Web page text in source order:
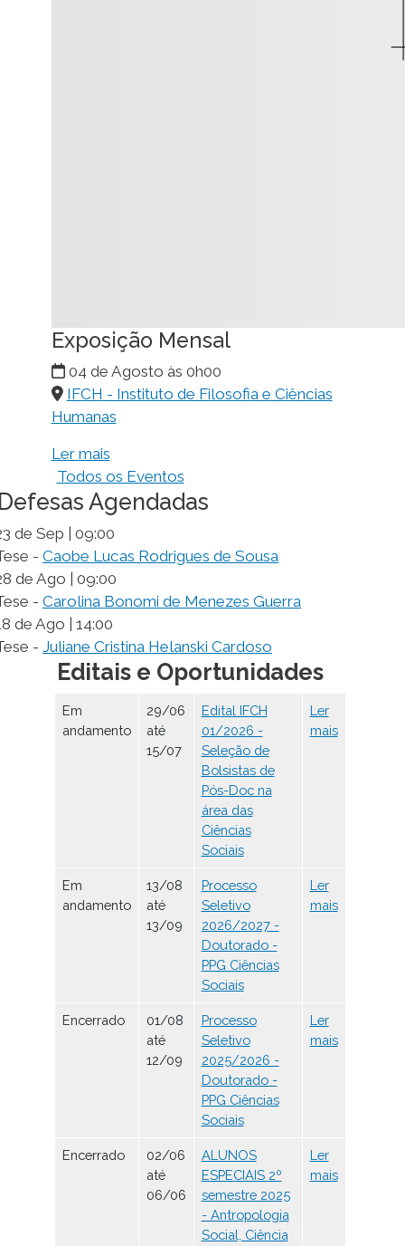
Exposição Mensal
04 de Agosto às 0h00
IFCH - Instituto de Filosofia e Ciências
Humanas
Ler mais
Todos os Eventos
Agendadas
de Sep | 09:00
- Caobe Lucas Rodrigues de Sousa
de Ago | 09:00
- Carolina Bonomi de Menezes Guerra
de Ago | 14:00
- Juliane Cristina Helanski Cardoso
Editais e Oportunidades
Em
andamento
29/06
até
15/07
Edital IFCH
01/2026 -
Seleção de
Bolsistas de
Pós-Doc na
área das
Ciências
Sociais
Ler
mais
Em
andamento
13/08
até
13/09
Processo
Seletivo
2026/2027 -
Doutorado -
PPG Ciências
Sociais
Ler
mais
Encerrado
01/08
até
12/09
Processo
Seletivo
2025/2026 -
Doutorado -
PPG Ciências
Sociais
Ler
mais
Encerrado
02/06
até
06/06
ALUNOS
ESPECIAIS 2º
semestre 2025
- Antropologia
Social, Ciência
Ler
mais